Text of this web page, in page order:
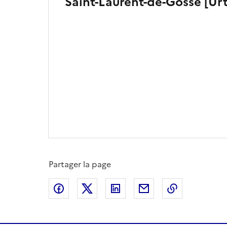
Partager la page
Partager sur Facebook
Partager sur XPartager sur LinkedIn
Partager par email